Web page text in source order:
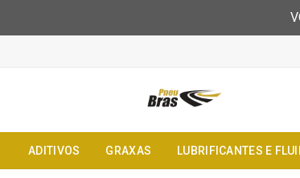
ADITIVOS GRAXAS LUBRIFICANTES E